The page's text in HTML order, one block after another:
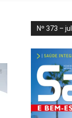
Nº 373 –